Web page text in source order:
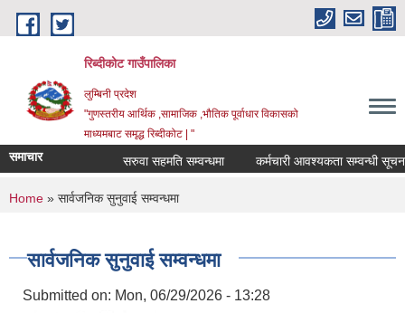
Skip to main content
रिब्दीकोट गाउँपालिका
लुम्बिनी प्रदेश
"गुणस्तरीय आर्थिक ,सामाजिक ,भौतिक पूर्वाधार विकासको
माध्यमबाट समृद्ध रिब्दीकोट | "
समाचार सरुवा सहमति सम्वन्धमा कर्मचारी आवश्यकता सम्वन्धी सूचना
You are here
Home » सार्वजनिक सुनुवाई सम्वन्धमा
सार्वजनिक सुनुवाई सम्वन्धमा
Submitted on: Mon, 06/29/2026 - 13:28